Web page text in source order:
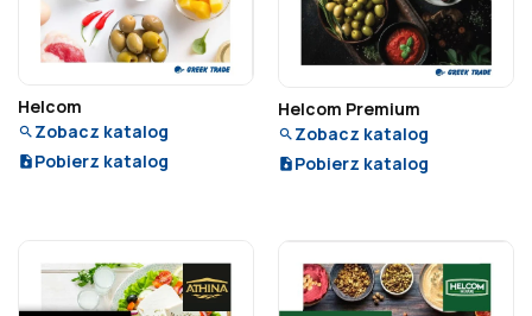
Helcom
Zobacz katalog
Pobierz katalog
Helcom Premium
Zobacz katalog
Pobierz katalog